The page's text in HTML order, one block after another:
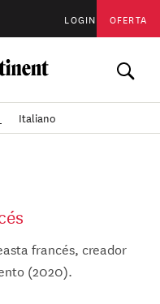
LOGIN OFERTA
Italiano
francés, creador
(2020).